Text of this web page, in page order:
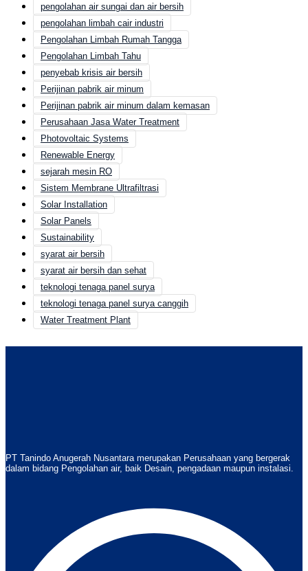
pengolahan air sungai dan air bersih
pengolahan limbah cair industri
Pengolahan Limbah Rumah Tangga
Pengolahan Limbah Tahu
penyebab krisis air bersih
Perijinan pabrik air minum
Perijinan pabrik air minum dalam kemasan
Perusahaan Jasa Water Treatment
Photovoltaic Systems
Renewable Energy
sejarah mesin RO
Sistem Membrane Ultrafiltrasi
Solar Installation
Solar Panels
Sustainability
syarat air bersih
syarat air bersih dan sehat
teknologi tenaga panel surya
teknologi tenaga panel surya canggih
Water Treatment Plant
PT Tanindo Anugerah Nusantara merupakan Perusahaan yang bergerak
dalam bidang Pengolahan air, baik Desain, pengadaan maupun instalasi.